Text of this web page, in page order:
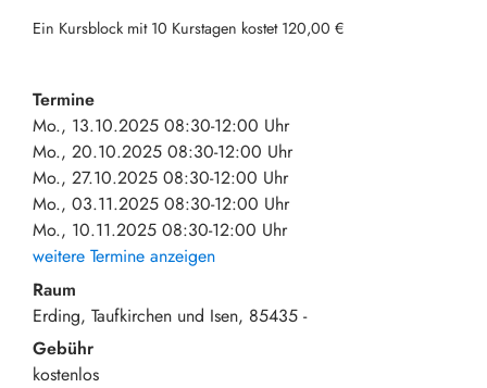
Ein Kursblock mit 10 Kurstagen kostet 120,00 €
Termine
Mo., 13.10.2025 08:30-12:00 Uhr
Mo., 20.10.2025 08:30-12:00 Uhr
Mo., 27.10.2025 08:30-12:00 Uhr
Mo., 03.11.2025 08:30-12:00 Uhr
Mo., 10.11.2025 08:30-12:00 Uhr
weitere Termine anzeigen
Raum
Erding, Taufkirchen und Isen 85435 -
Gebühr
kostenlos